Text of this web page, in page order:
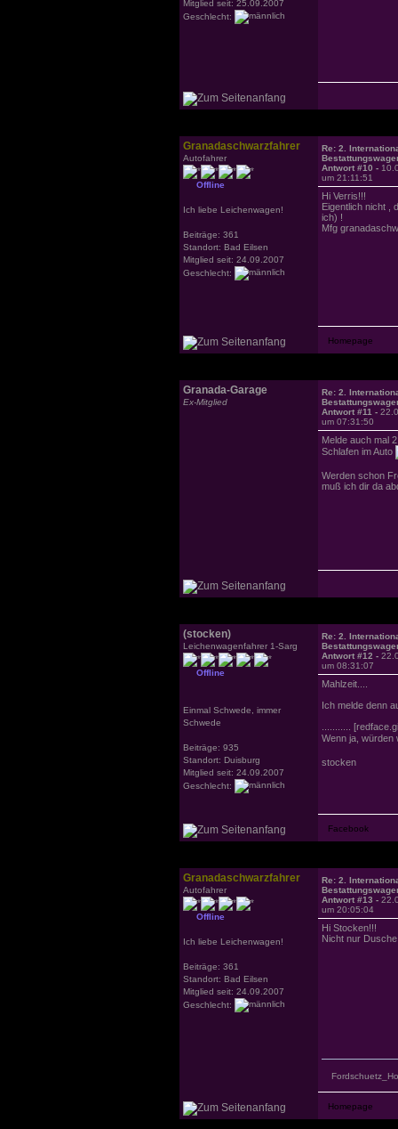
Mitglied seit: 25.09.2007
Geschlecht:
Granadaschwarzfahrer
Autofahrer
Offline
Ich liebe Leichenwagen!
Beiträge: 361
Standort: Bad Eilsen
Mitglied seit: 24.09.2007
Geschlecht:
Re: 2.
Antwort #10 -
um 21:11:51
Hi Verris!!!
Eigentlich nicht ,
ich) !
Mfg
Granada-Garage
Ex-Mitglied
Re: 2.
Antwort #11 -
um 07:31:50
Melde auch mal
Schlafen im Auto
Werden schon
muß ich dir da
(stocken)
Leichenwagenfahrer 1-Sarg
Offline
Einmal Schwede, immer
Schwede
Beiträge: 935
Standort: Duisburg
Mitglied seit: 24.09.2007
Geschlecht:
Re: 2.
Antwort #12 -
um 08:31:07
Mahlzeit....
Ich melde denn
...........
Wenn ja,
stocken
Granadaschwarzfahrer
Autofahrer
Offline
Ich liebe Leichenwagen!
Beiträge: 361
Standort: Bad Eilsen
Mitglied seit: 24.09.2007
Geschlecht:
Re: 2.
Antwort #13 -
um 20:05:04
Hi Stocken!!!
Nicht nur